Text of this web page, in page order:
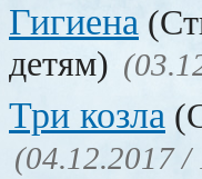
Гигиена
детям)
Три козла
(04.12.2017 /